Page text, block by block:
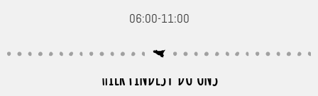
06:00-11:00
HIER FINDEST DU UNS